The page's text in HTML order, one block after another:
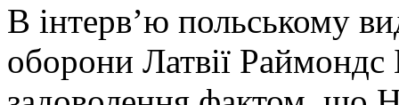
В інтерв’ю польському
оборони Латвії Раймондс